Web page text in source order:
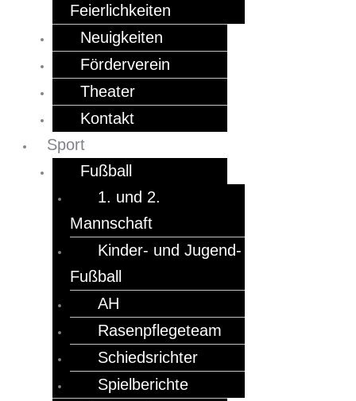
Feierlichkeiten
Neuigkeiten
Förderverein
Theater
Kontakt
Sport
Fußball
1. und 2.
Mannschaft
Kinder- und Jugend-
Fußball
AH
Rasenpflegeteam
Schiedsrichter
Spielberichte